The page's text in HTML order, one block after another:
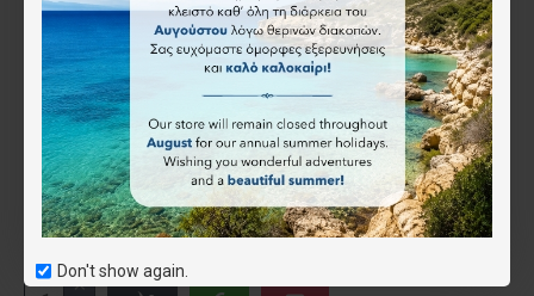
Don't show again.
ISBN:978-079-2249-69-6
National
Geographic
26.90€